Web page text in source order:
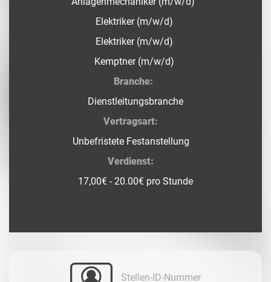
Elektriker (m/w/d)
Elektriker (m/w/d)
Kemptner (m/w/d)
Branche:
Dienstleitungsbranche
Vertragsart:
Unbefristete Festanstellung
Verdienst:
17,00€ - 20.00€ pro Stunde
Stellen-ID-Nummer